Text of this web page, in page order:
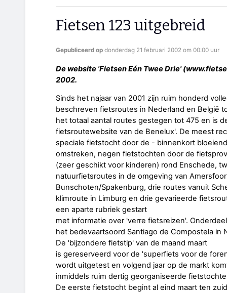
Fietsen 123 uitgebreid
Gepubliceerd op donderdag 21 februari 2002 om 00:00 uur
De website 'Fietsen Eén Twee Drie'
2002.
Sinds het najaar van 2001 zijn ruim honderd
beschreven fietsroutes in Nederland en België
het totaal aantal routes gestegen tot 475 en is
fietsroutewebsite van de Benelux'. De meest
speciale fietstocht door de - binnenkort
omstreken, negen fietstochten door de
(zeer geschikt voor kinderen) rond Enschede,
natuurfietsroutes in de omgeving van
Bunschoten/Spakenburg, drie routes vanuit
klimroute in Limburg en drie gevarieerde
een aparte rubriek gestart
met informatie over 'verre fietsreizen'.
het bedevaartsoord Santiago de Compostela in
De 'bijzondere fietstip' van de maand maart
is gereserveerd voor de 'superfiets voor de
wordt uitgetest en volgend jaar op de markt
inmiddels ruim dertig georganiseerde
De eerste fietstocht begint al eind maart ten